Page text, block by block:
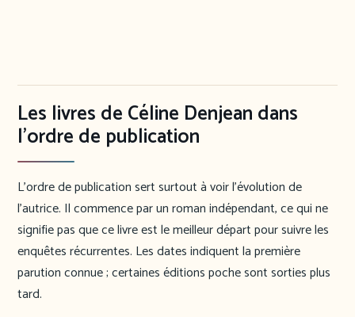
Les livres de Céline Denjean dans
l’ordre de publication
L’ordre de publication sert surtout à voir l’évolution de
l’autrice. Il commence par un roman indépendant, ce qui ne
signifie pas que ce livre est le meilleur départ pour suivre les
enquêtes récurrentes. Les dates indiquent la première
parution connue ; certaines éditions poche sont sorties plus
tard.